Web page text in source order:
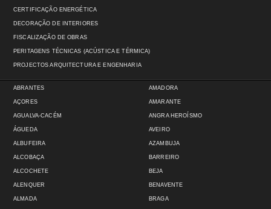
CERTIFICAÇÃO ENERGÉTICA
DECORAÇÃO DE INTERIORES
FISCALIZAÇÃO DE OBRAS
PERITAGENS TÉCNICAS (ACÚSTICA E TÉRMICA)
PROJECTOS ARQUITECTURA E ENGENHARIA
ABRANTES
AÇORES
AGUALVA-CACÉM
ÁGUEDA
ALBUFEIRA
ALCOBAÇA
ALCOCHETE
ALENQUER
ALMADA
AMADORA
AMARANTE
ANGRA HEROÍSMO
AVEIRO
AZAMBUJA
BARREIRO
BEJA
BENAVENTE
BRAGA